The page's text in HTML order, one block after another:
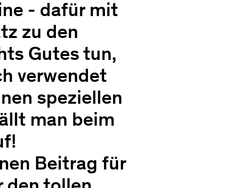
- dafür mit
zu den
Gutes tun,
verwendet
speziellen
man beim
Beitrag für